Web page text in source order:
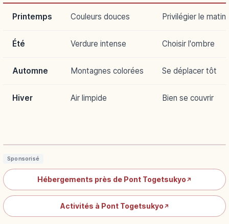
Printemps Couleurs douces Privilégier le matin
Été Verdure intense Choisir l'ombre
Automne Montagnes colorées Se déplacer tôt
Hiver Air limpide Bien se couvrir
Sponsorisé
Hébergements près de Pont Togetsukyo ↗
Activités à Pont Togetsukyo ↗